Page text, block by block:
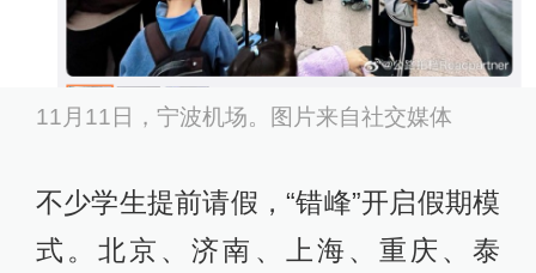
11月11日，宁波机场。图片来自社交媒体
不少学生提前请假，“错峰”开启假期模
式。北京、济南、上海、重庆、泰